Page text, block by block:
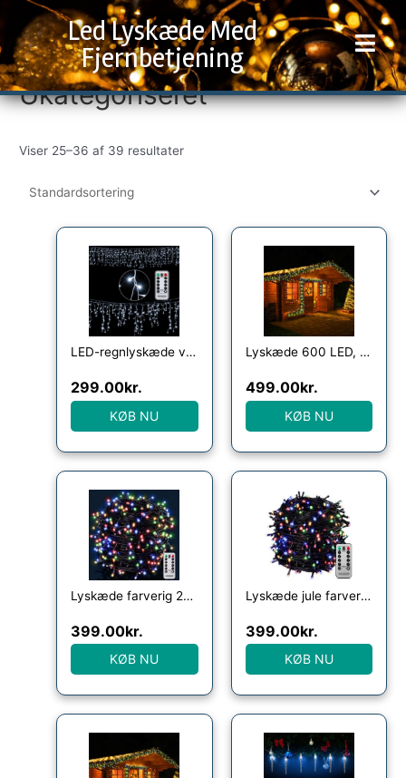
indholdet
Led Lyskæde Med
Fjernbetjening
Ukategoriseret
Viser 25–36 af 39 resultater
LED-regnlyskæde varm hvid kølig hvid indendørs udendørs frostregn, model: 200 LED kold hvid fjernbetjening
299.00kr.
KØB NU
Lyskæde 600 LED, Warm White, gennemsigtig, fjernbetjening, 60m
499.00kr.
KØB NU
Lyskæde farverig 20m med fjernbetjening
399.00kr.
KØB NU
Lyskæde jule farverig 40m fjernbetjening
399.00kr.
KØB NU